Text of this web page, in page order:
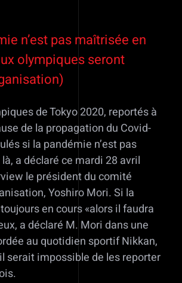
n’est pas maîtrisée en
olympiques seront
de Tokyo 2020, reportés à
de la propagation du Covid-
si la pandémie n’est pas
a déclaré ce mardi 28 avril
le président du comité
Yoshiro Mori. Si la
en cours «alors il faudra
a déclaré M. Mori dans une
au quotidien sportif Nikkan,
serait impossible de les reporter